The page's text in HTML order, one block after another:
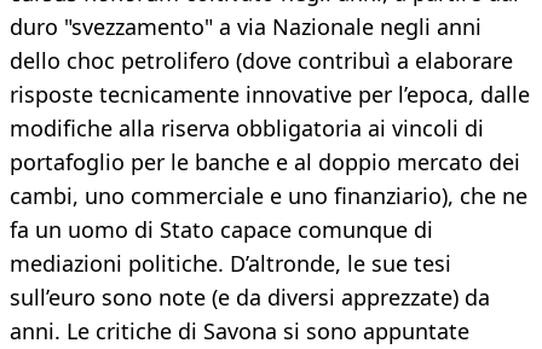
duro "svezzamento" a via Nazionale negli anni
dello choc petrolifero (dove contribuì a elaborare
risposte tecnicamente innovative per l’epoca, dalle
modifiche alla riserva obbligatoria ai vincoli di
portafoglio per le banche e al doppio mercato dei
cambi, uno commerciale e uno finanziario), che ne
fa un uomo di Stato capace comunque di
mediazioni politiche. D’altronde, le sue tesi
sull’euro sono note (e da diversi apprezzate) da
anni. Le critiche di Savona si sono appuntate